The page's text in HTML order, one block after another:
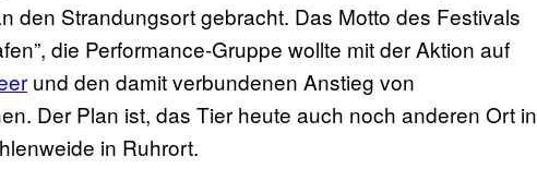
den Strandungsort gebracht. Das Motto des Festivals
die Performance-Gruppe wollte mit der Aktion auf
und den damit verbundenen Anstieg von
Der Plan ist, das Tier heute auch noch anderen Ort in
in Ruhrort.